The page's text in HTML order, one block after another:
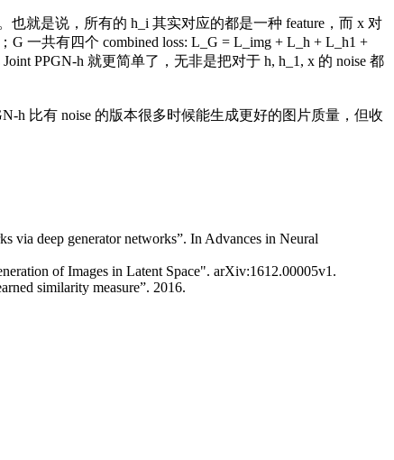
就是说，所有的 h_i 其实对应的都是一种 feature，而 x 对
一共有四个 combined loss: L_G = L_img + L_h + L_h1 +
PPGN-h 就更简单了，无非是把对于 h, h_1, x 的 noise 都
h 比有 noise 的版本很多时候能生成更好的图片质量，但收
via deep generator networks”. In Advances in Neural
of Images in Latent Space". arXiv:1612.00005v1.
similarity measure”. 2016.